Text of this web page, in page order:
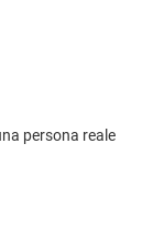
persona reale